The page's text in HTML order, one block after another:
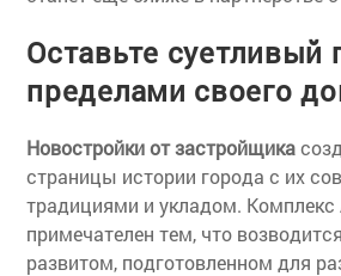
Оставьте суетливый
пределами своего
Новостройки от застройщика
страницы истории города с их
традициями и укладом. Комплекс
примечателен тем, что
развитом, подготовленном для